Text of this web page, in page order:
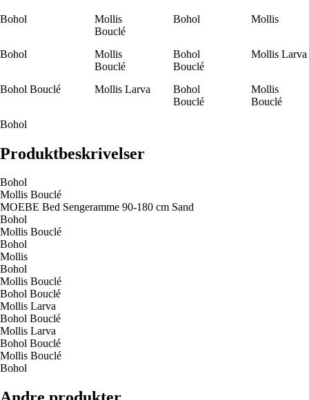
Bohol
Mollis
Bouclé
Bohol Mollis
Bohol
Mollis
Bouclé
Bohol
Bouclé
Mollis Larva
Bohol Bouclé Mollis Larva
Bohol
Bouclé
Mollis
Bouclé
Bohol
Produktbeskrivelser
Bohol
Mollis Bouclé
MOEBE Bed Sengeramme 90-180 cm Sand
Bohol
Mollis Bouclé
Bohol
Mollis
Bohol
Mollis Bouclé
Bohol Bouclé
Mollis Larva
Bohol Bouclé
Mollis Larva
Bohol Bouclé
Mollis Bouclé
Bohol